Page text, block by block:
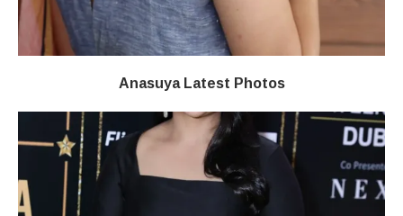
Anasuya Latest Photos